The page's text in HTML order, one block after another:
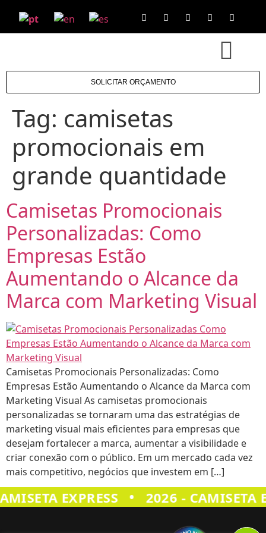
SOLICITAR ORÇAMENTO
Tag: camisetas
promocionais em
grande quantidade
Camisetas Promocionais
Personalizadas: Como
Empresas Estão
Aumentando o Alcance da
Marca com Marketing Visual
Camisetas Promocionais Personalizadas: Como
Empresas Estão Aumentando o Alcance da Marca com
Marketing Visual As camisetas promocionais
personalizadas se tornaram uma das estratégias de
marketing visual mais eficientes para empresas que
desejam fortalecer a marca, aumentar a visibilidade e
criar conexão com o público. Em um mercado cada vez
mais competitivo, negócios que investem em […]
EXPRESS • 2026 - CAMISETA